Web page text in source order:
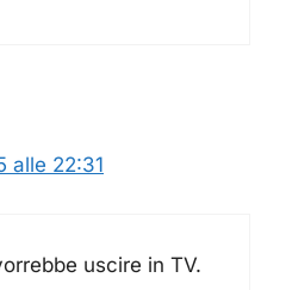
alle 22:31
uscire in TV.